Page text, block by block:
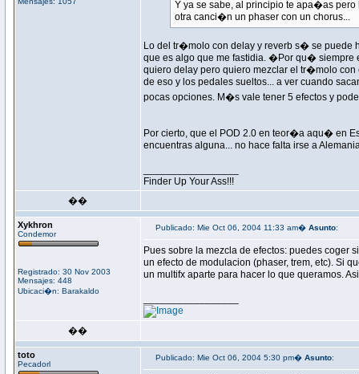
Y ya se sabe, al principio te apa�as
otra canci�n un phaser con un chorus...
Lo del tr�molo con delay y reverb s� se
que es algo que me fastidia. �Por qu� siempre
quiero delay pero quiero mezclar el tr�molo
de eso y los pedales sueltos... a ver cuando
pocas opciones. M�s vale tener 5 efectos y
Por cierto, que el POD 2.0 en teor�a aqu� en
encuentras alguna... no hace falta irse a
Finder Up Your Ass!!!
��
Xykhron
Condemor
Registrado: 30 Nov 2003
Mensajes: 448
Ubicaci�n: Barakaldo
Publicado: Mie Oct 06, 2004 11:33 am� Asunto:
Pues sobre la mezcla de efectos: puedes coger
un efecto de modulacion (phaser, trem, etc). Si
un multifx aparte para hacer lo que queramos.
��
toto
Pecadorl
Publicado: Mie Oct 06, 2004 5:30 pm� Asunto: